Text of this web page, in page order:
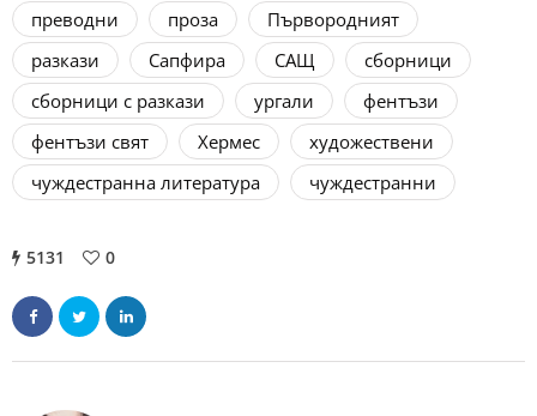
преводни
проза
Първородният
разкази
Сапфира САЩ
сборници
сборници с разкази
ургали
фентъзи
фентъзи свят
Хермес
художествени
чуждестранна литература
чуждестранни
5131 0